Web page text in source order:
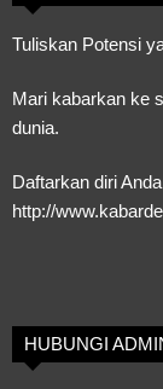
Tuliskan Potensi
Mari kabarkan ke
dunia.
Daftarkan diri
http://
HUBUNGI